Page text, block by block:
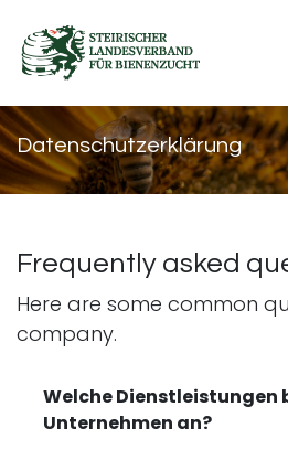
Datenschutzerklärung
Frequently asked
Here are some common
company.
Welche Dienstleistungen
Unternehmen an?